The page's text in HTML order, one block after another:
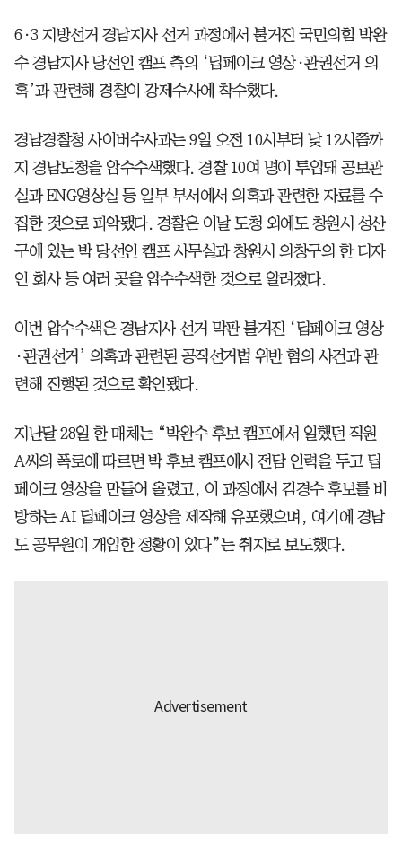
6·3 지방선거 경남지사 선거 과정에서 불거진 국민의힘 박완
수 경남지사 당선인 캠프 측의 ‘딥페이크 영상·관권선거 의
혹’과 관련해 경찰이 강제수사에 착수했다.
경남경찰청 사이버수사과는 9일 오전 10시부터 낮 12시쯤까
지 경남도청을 압수수색했다. 경찰 10여 명이 투입돼 공보관
실과 ENG영상실 등 일부 부서에서 의혹과 관련한 자료를 수
집한 것으로 파악됐다. 경찰은 이날 도청 외에도 창원시 성산
구에 있는 박 당선인 캠프 사무실과 창원시 의창구의 한 디자
인 회사 등 여러 곳을 압수수색한 것으로 알려졌다.
이번 압수수색은 경남지사 선거 막판 불거진 ‘딥페이크 영상
·관권선거’ 의혹과 관련된 공직선거법 위반 혐의 사건과 관
련해 진행된 것으로 확인됐다.
지난달 28일 한 매체는 “박완수 후보 캠프에서 일했던 직원
A씨의 폭로에 따르면 박 후보 캠프에서 전담 인력을 두고 딥
페이크 영상을 만들어 올렸고, 이 과정에서 김경수 후보를 비
방하는 AI 딥페이크 영상을 제작해 유포했으며, 여기에 경남
도 공무원이 개입한 정황이 있다”는 취지로 보도했다.